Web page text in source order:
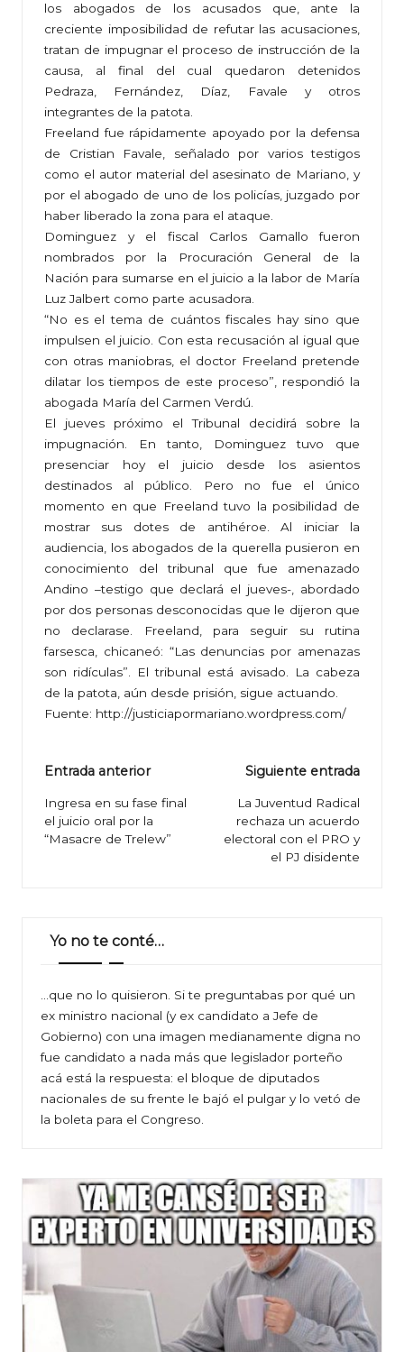
los abogados de los acusados que, ante la
creciente imposibilidad de refutar las acusaciones,
tratan de impugnar el proceso de instrucción de la
causa, al final del cual quedaron detenidos
Pedraza, Fernández, Díaz, Favale y otros
integrantes de la patota.
Freeland fue rápidamente apoyado por la defensa
de Cristian Favale, señalado por varios testigos
como el autor material del asesinato de Mariano, y
por el abogado de uno de los policías, juzgado por
haber liberado la zona para el ataque.
Dominguez y el fiscal Carlos Gamallo fueron
nombrados por la Procuración General de la
Nación para sumarse en el juicio a la labor de María
Luz Jalbert como parte acusadora.
“No es el tema de cuántos fiscales hay sino que
impulsen el juicio. Con esta recusación al igual que
con otras maniobras, el doctor Freeland pretende
dilatar los tiempos de este proceso”, respondió la
abogada María del Carmen Verdú.
El jueves próximo el Tribunal decidirá sobre la
impugnación. En tanto, Dominguez tuvo que
presenciar hoy el juicio desde los asientos
destinados al público. Pero no fue el único
momento en que Freeland tuvo la posibilidad de
mostrar sus dotes de antihéroe. Al iniciar la
audiencia, los abogados de la querella pusieron en
conocimiento del tribunal que fue amenazado
Andino –testigo que declará el jueves-, abordado
por dos personas desconocidas que le dijeron que
no declarase. Freeland, para seguir su rutina
farsesca, chicaneó: “Las denuncias por amenazas
son ridículas”. El tribunal está avisado. La cabeza
de la patota, aún desde prisión, sigue actuando.
Fuente: http://justiciapormariano.wordpress.com/
Navegación
de
entradas
Entrada anterior
Ingresa en su fase final
el juicio oral por la
“Masacre de Trelew”
Siguiente entrada
La Juventud Radical
rechaza un acuerdo
electoral con el PRO y
el PJ disidente
Yo no te conté…
…que no lo quisieron. Si te preguntabas por qué un
ex ministro nacional (y ex candidato a Jefe de
Gobierno) con una imagen medianamente digna no
fue candidato a nada más que legislador porteño
acá está la respuesta: el bloque de diputados
nacionales de su frente le bajó el pulgar y lo vetó de
la boleta para el Congreso.